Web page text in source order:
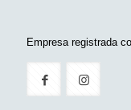
Empresa registrada